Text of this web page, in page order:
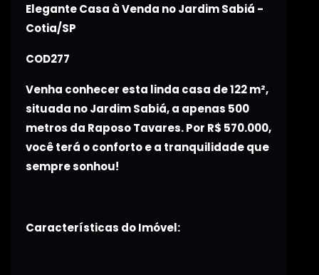
Elegante Casa à Venda no Jardim Sabiá -
Cotia/SP
COD277
Venha conhecer esta linda casa de 122 m²,
situada no Jardim Sabiá, a apenas 500
metros da Raposo Tavares. Por R$ 570.000,
você terá o conforto e a tranquilidade que
sempre sonhou!
Características do Imóvel: